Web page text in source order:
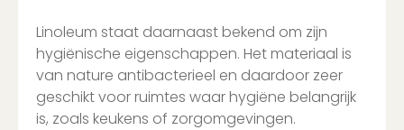
Linoleum staat daarnaast bekend om zijn
hygiënische eigenschappen. Het materiaal is
van nature antibacterieel en daardoor zeer
geschikt voor ruimtes waar hygiëne belangrijk
is, zoals keukens of zorgomgevingen.